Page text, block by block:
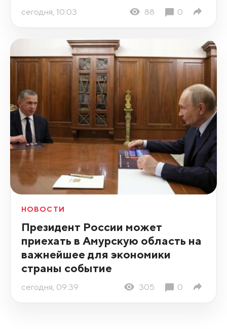
сегодня, 10:03 88 0
НОВОСТИ
Президент России может
приехать в Амурскую область на
важнейшее для экономики
страны событие
сегодня, 09:39 305 0